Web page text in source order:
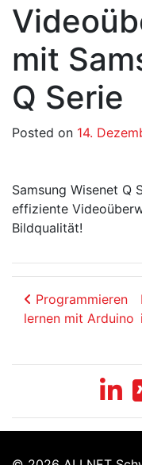
mit
Q Serie
Posted on 14.
Samsung Wisenet Q
effiziente
Bildqualität!
Programmieren
lernen mit Arduino